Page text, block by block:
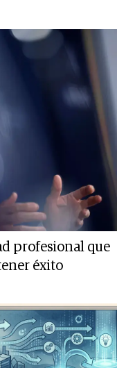
profesional que
éxito